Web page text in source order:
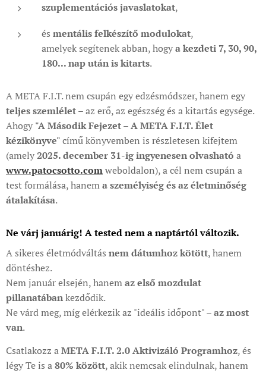
szuplementációs javaslatokat,
és mentális felkészítő modulokat,
amelyek segítenek abban, hogya kezdeti 7, 30, 90,
180... nap után is kitarts.
A META F.I.T. nem csupán egy edzésmódszer, hanem egy
teljes szemlélet– az erő, az egészség és a kitartás egysége.
Ahogy "A Második Fejezet – A META F.I.T. Élet
kézikönyve"című könyvemben is részletesen kifejtem
(amely2025. december 31-ig ingyenesen olvasható a
www.patocsotto.comweboldalon), a cél nem csupán a
test formálása, hanema személyiség és az életminőség
átalakítása.
Ne várj januárig! A tested nem a naptártól változik.
A sikeres életmódváltás nem dátumhoz kötött, hanem
döntéshez.
Nem január elsején, hanemaz első mozdulat
pillanatábankezdődik.
Ne várd meg, míg elérkezik az "ideális időpont" –az most
van.
Csatlakozz aMETA F.I.T. 2.0 Aktivizáló Programhoz, és
légy Te is a80% között, akik nemcsak elindulnak, hanem